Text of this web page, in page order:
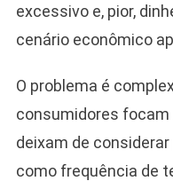
excessivo e, pior,
cenário econômico
O problema é
consumidores focam
deixam de
como frequência de